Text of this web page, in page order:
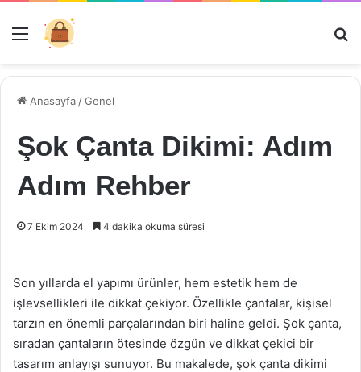
Menü
Anasayfa /Genel
Şok Çanta Dikimi: Adım
Adım Rehber
7 Ekim 2024 4 dakika okuma süresi
Son yıllarda el yapımı ürünler, hem estetik hem de
işlevsellikleri ile dikkat çekiyor. Özellikle çantalar, kişisel
tarzın en önemli parçalarından biri haline geldi. Şok çanta,
sıradan çantaların ötesinde özgün ve dikkat çekici bir
tasarım anlayışı sunuyor. Bu makalede, şok çanta dikimi